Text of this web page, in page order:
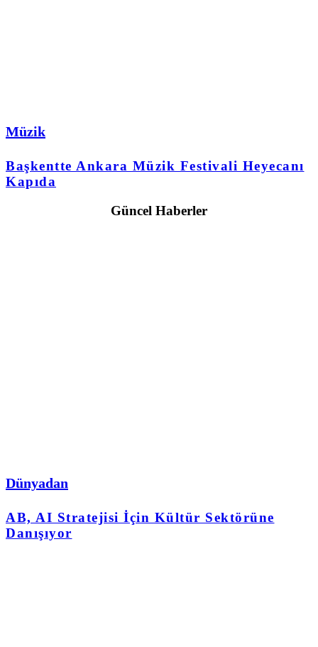
Müzik
Başkentte Ankara Müzik Festivali Heyecanı
Kapıda
Güncel Haberler
Dünyadan
AB, AI Stratejisi İçin Kültür Sektörüne
Danışıyor